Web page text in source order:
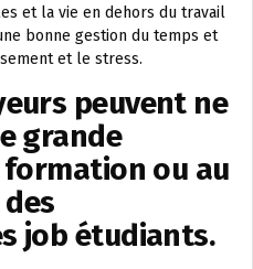
et la vie en dehors du travail
bonne gestion du temps et
et le stress.
peuvent ne
grande
ou au
job étudiants.